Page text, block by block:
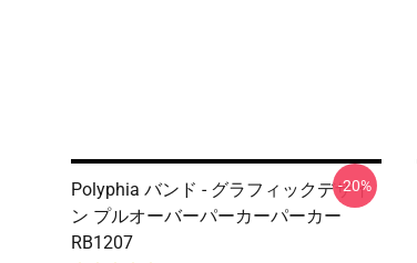
Polyphia バンド - グラフィックデザイ
ン プルオーバーパーカーパーカー
RB1207
-20%